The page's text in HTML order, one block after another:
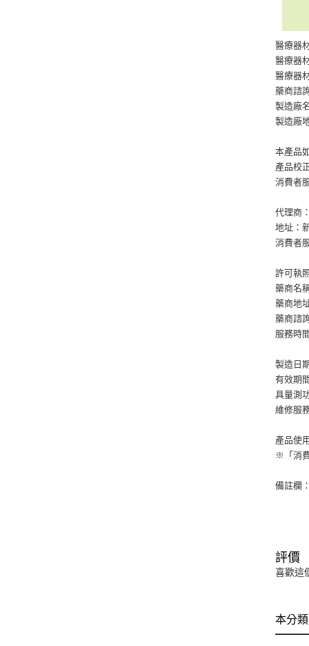
醫療器
醫療器
醫療器
藥商諮
製造廠
製造廠
本產品
產品校
消費者
代理商
地址：
消費者
許可執
藥商名
藥商地
藥商諮
服務時
製造日
有效期
具量測
維修服
產品使
※「消
備註欄
評價
喜歡這
本分